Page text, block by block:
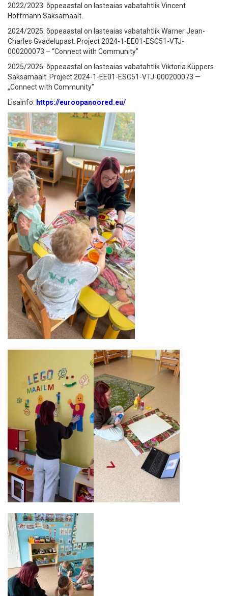
2022/2023. õppeaastal on lasteaias vabatahtlik Vincent
Hoffmann Saksamaalt.
2024/2025. õppeaastal on lasteaias vabatahtlik Warner Jean-
Charles Gvadelupast. Project 2024-1-EE01-ESC51-VTJ-
000200073 – “Connect with Community”
2025/2026. õppeaastal on lasteaias vabatahtlik Viktoria Küppers
Saksamaalt. Project 2024-1-EE01-ESC51-VTJ-000200073 —
„Connect with Community”
Lisainfo: https://euroopanoored.eu/